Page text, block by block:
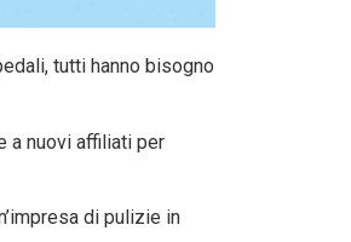
tutti hanno bisogno
a nuovi affiliati per
di pulizie in